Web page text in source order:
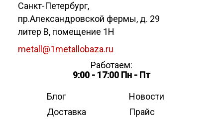
Санкт-Петербург,
пр.Александровской фермы, д. 29
литер В, помещение 1Н
metall@1metallobaza.ru
Работаем:
9:00 - 17:00 Пн - Пт
Блог
Новости
Доставка
Прайс